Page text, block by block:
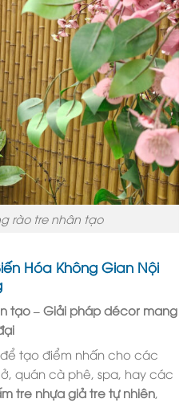
rào tre nhân tạo
Hóa Không Gian Nội
tạo – Giải pháp décor mang
tạo điểm nhấn cho các
quán cà phê, spa, hay các
tre nhựa giả tre tự nhiên,